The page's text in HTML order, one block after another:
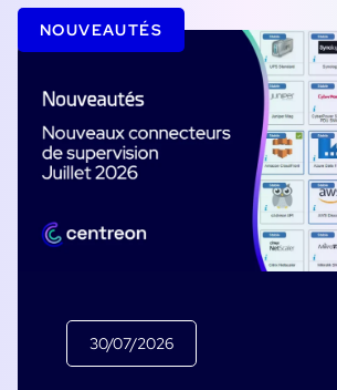
NOUVEAUTÉS
30/07/2026